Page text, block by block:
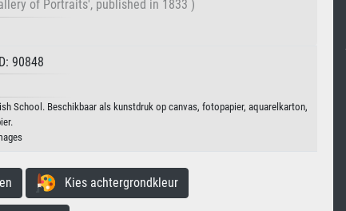
of Portraits', published in 1833 )
90848
School. Beschikbaar als kunstdruk op canvas, fotopapier, aquarelkarton,
Kies achtergrondkleur